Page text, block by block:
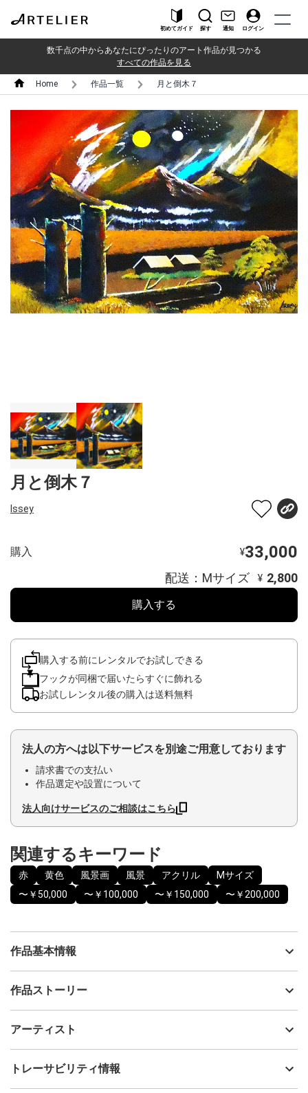
初めてガイド 探す 通知 ログイン
数千点の中からあなたにぴったりのアート作品が見つかる
すべての作品を見る
Home 作品一覧 月と倒木７
月と倒木７
Issey
購入 ¥33,000
配送：Mサイズ ¥ 2,800
購入する
購入する前にレンタルでお試しできる
フックが同梱で届いたらすぐに飾れる
お試しレンタル後の購入は送料無料
法人の方へは以下サービスを別途ご用意しております
請求書での支払い
作品選定や設置について
法人向けサービスのご相談はこちら
関連するキーワード
赤 黄色 風景画 風景 アクリル
Mサイズ
〜￥50,000
〜￥100,000 〜￥150,000 〜￥200,000
作品基本情報
出品者
制作年
アクリル
作品ストーリー
アーティスト
Issey
フォローする
トレーサビリティ情報